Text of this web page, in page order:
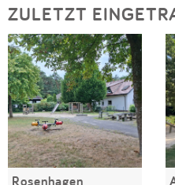
ZULETZT
Rosenhagen